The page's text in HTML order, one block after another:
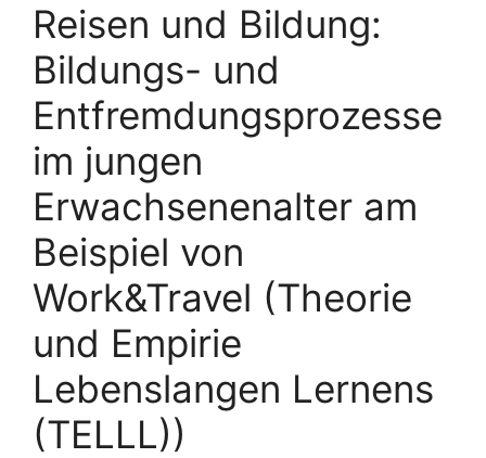
Reisen und Bildung:
Bildungs- und
Entfremdungsprozesse
im jungen
Erwachsenenalter am
Beispiel von
Work&Travel (Theorie
und Empirie
Lebenslangen Lernens
(TELLL))